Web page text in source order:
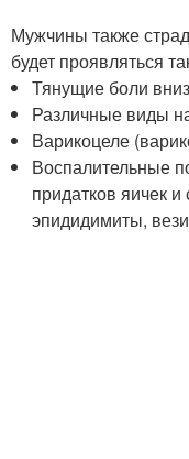
Мужчины также
будет проявляться
Тянущие боли
Различные виды
Варикоцеле
Воспалительные
придатков яичек
эпидидимиты,